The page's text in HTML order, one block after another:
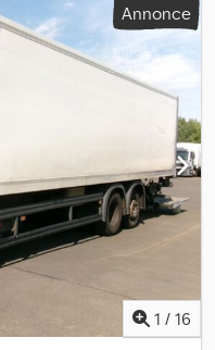
100 mm, largeur totale:
de l'espace de
de chargement: 9 050
, hauteur de
de construction: 2014
élévateur
, * Caisson
: 9 050 x 2 500
capacité de 2 000 kg *
Mitsubishi * Cabine
Chjdpfxozritnj Aftsa
* Sièges chauffants *
automatique à
de recul * État des
Annonce
1 / 16